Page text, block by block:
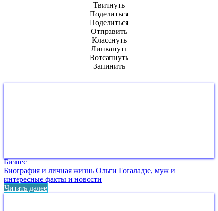
Твитнуть
Поделиться
Поделиться
Отправить
Класснуть
Линкануть
Вотсапнуть
Запинить
Бизнес
Биография и личная жизнь Ольги Гогаладзе, муж и
интересные факты и новости
Читать далее